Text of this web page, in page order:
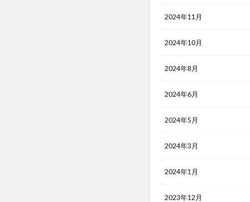
2024年11月
2024年10月
2024年8月
2024年6月
2024年5月
2024年3月
2024年1月
2023年12月